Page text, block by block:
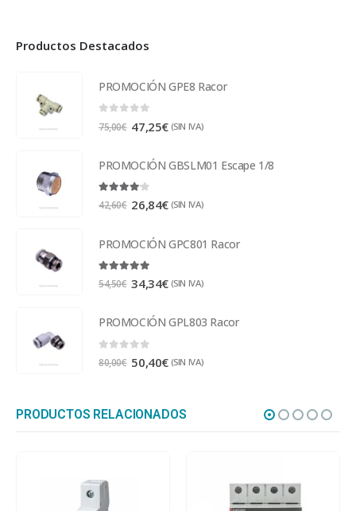
Productos Destacados
PROMOCIÓN GPE8 Racor
75,00€ 47,25€ (SIN IVA)
PROMOCIÓN GBSLM01 Escape 1/8
4.00out of 5
42,60€ 26,84€ (SIN IVA)
PROMOCIÓN GPC801 Racor
5.00out of 5
54,50€ 34,34€ (SIN IVA)
PROMOCIÓN GPL803 Racor
0 out of 5
80,00€ 50,40€ (SIN IVA)
PRODUCTOS RELACIONADOS